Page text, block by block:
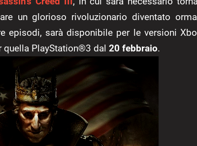
un glorioso rivoluzionario diventato
episodi, sarà disponibile per le versioni
quella PlayStation®3 dal 20 febbraio.